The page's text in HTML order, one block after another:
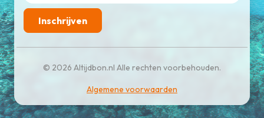
Inschrijven
© 2026 Altijdbon.nl Alle rechten voorbehouden.
Algemene voorwaarden